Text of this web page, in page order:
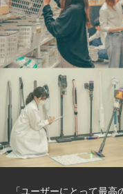
「ユーザーにとって最